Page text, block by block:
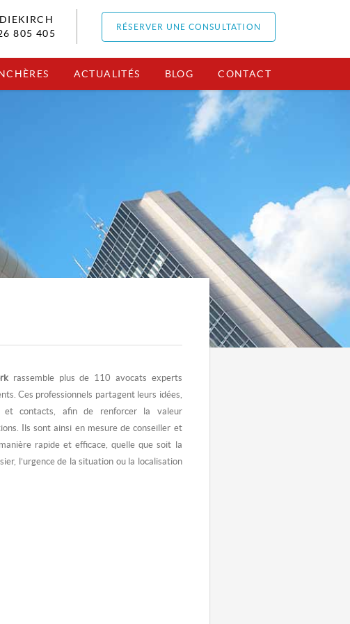
805 405
DIEKIRCH
RÉSERVER UNE CONSULTATION
ACTUALITÉS BLOG CONTACT
rassemble plus de 110 avocats experts
Ces professionnels partagent leurs idées,
et contacts, afin de renforcer la valeur
Ils sont ainsi en mesure de conseiller et
rapide et efficace, quelle que soit la
l’urgence de la situation ou la localisation